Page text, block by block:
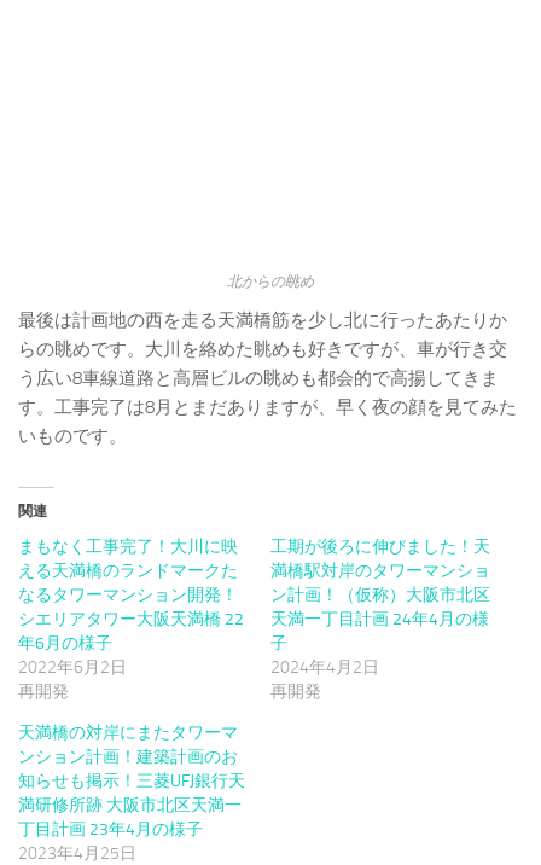
北からの眺め
最後は計画地の西を走る天満橋筋を少し北に行ったあたりか
らの眺めです。大川を絡めた眺めも好きですが、車が行き交
う広い8車線道路と高層ビルの眺めも都会的で高揚してきま
す。工事完了は8月とまだありますが、早く夜の顔を見てみた
いものです。
関連
まもなく工事完了！大川に映
える天満橋のランドマークた
なるタワーマンション開発！
シエリアタワー大阪天満橋 22
年6月の様子
2022年6月2日
再開発
工期が後ろに伸びました！天
満橋駅対岸のタワーマンショ
ン計画！（仮称）大阪市北区
天満一丁目計画 24年4月の様
子
2024年4月2日
再開発
天満橋の対岸にまたタワーマ
ンション計画！建築計画のお
知らせも掲示！三菱UFJ銀行天
満研修所跡 大阪市北区天満一
丁目計画 23年4月の様子
2023年4月25日